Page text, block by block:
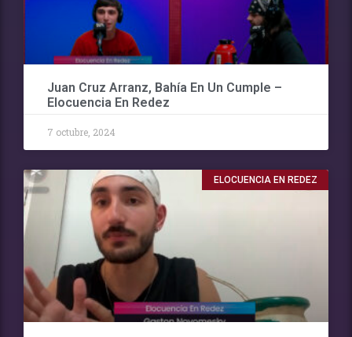
Juan Cruz Arranz, Bahía En Un Cumple –
Elocuencia En Redez
7 octubre, 2024
ELOCUENCIA EN REDEZ